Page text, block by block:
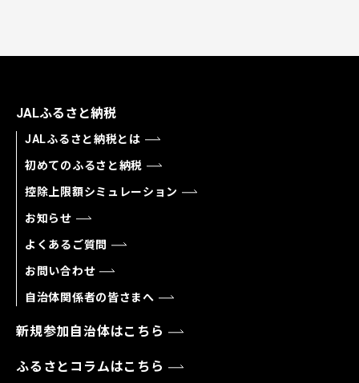
JALふるさと納税
JALふるさと納税とは
初めてのふるさと納税
控除上限額シミュレーション
お知らせ
よくあるご質問
お問い合わせ
自治体関係者の皆さまへ
新規参加自治体はこちら
ふるさとコラムはこちら